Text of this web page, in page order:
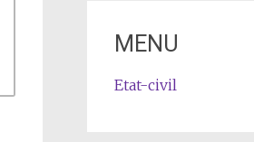
MENU
Etat-civil